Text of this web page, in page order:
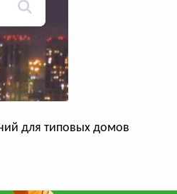
для типовых домов